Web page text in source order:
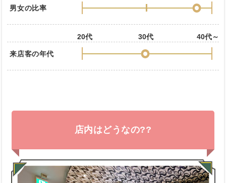
男女の比率
20代 30代 40代～
来店客の年代
店内はどうなの??